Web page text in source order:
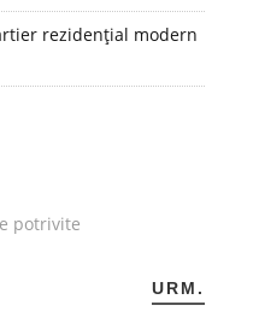
rezidențial modern
potrivite
URM.